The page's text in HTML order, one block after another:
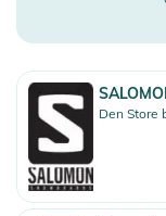
Den Store